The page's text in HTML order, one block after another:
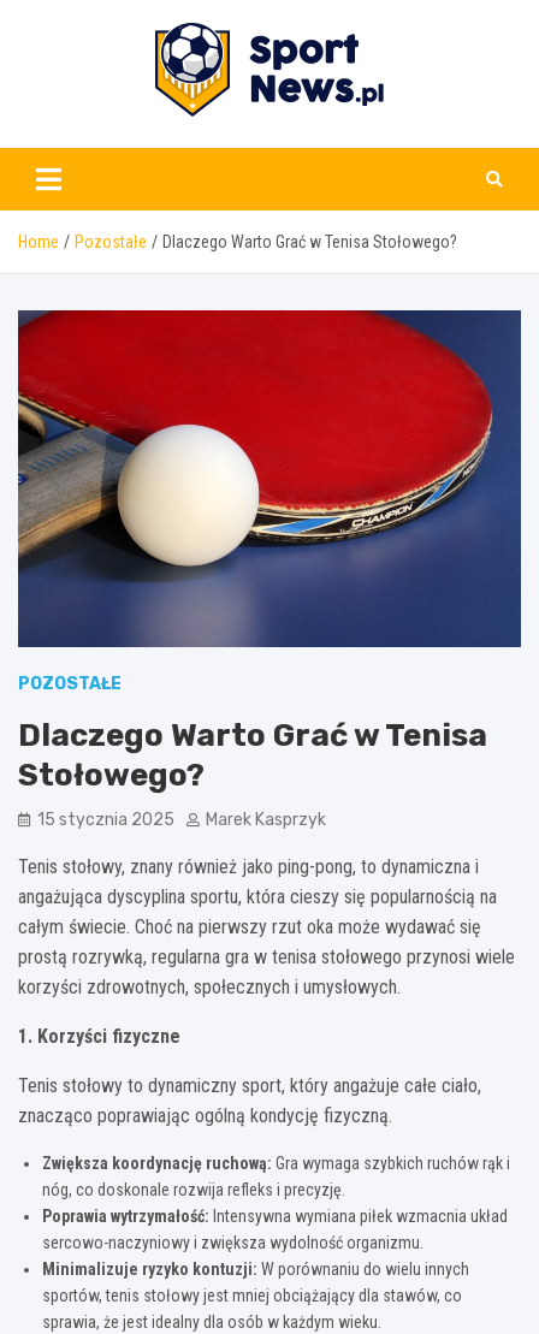
www.sportnews.pl
Home Pozostałe Dlaczego Warto Grać w Tenisa Stołowego?
POZOSTAŁE
Dlaczego Warto Grać w Tenisa
Stołowego?
15 stycznia 2025 Marek Kasprzyk
Tenis stołowy, znany również jako ping-pong, to dynamiczna i
angażująca dyscyplina sportu, która cieszy się popularnością na
całym świecie. Choć na pierwszy rzut oka może wydawać się
prostą rozrywką, regularna gra w tenisa stołowego przynosi wiele
korzyści zdrowotnych, społecznych i umysłowych.
1. Korzyści fizyczne
Tenis stołowy to dynamiczny sport, który angażuje całe ciało,
znacząco poprawiając ogólną kondycję fizyczną.
Zwiększa koordynację ruchową: Gra wymaga szybkich ruchów rąk i
nóg, co doskonale rozwija refleks i precyzję.
Poprawia wytrzymałość: Intensywna wymiana piłek wzmacnia układ
sercowo-naczyniowy i zwiększa wydolność organizmu.
Minimalizuje ryzyko kontuzji: W porównaniu do wielu innych
sportów, tenis stołowy jest mniej obciążający dla stawów, co
sprawia, że jest idealny dla osób w każdym wieku.